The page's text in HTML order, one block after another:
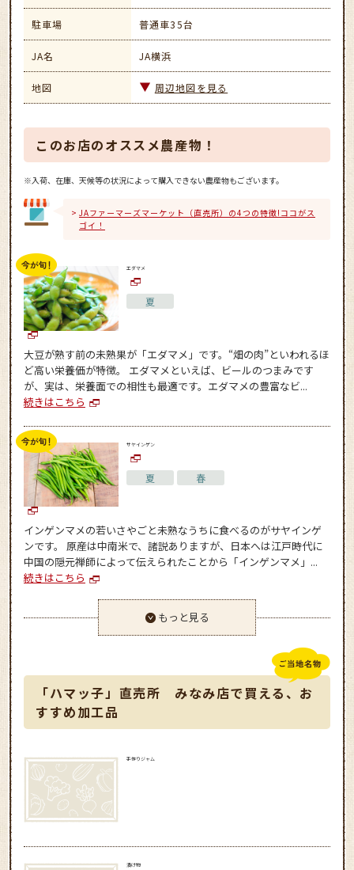
駐車場 普通車35台
JA名 JA横浜
地図 周辺地図を見る
このお店のオススメ農産物！
※入荷、在庫、天候等の状況によって購入できない農産物もございます。
JAファーマーズマーケット（直売所）の4つの特徴!ココがス
ゴイ！
エダマメ
夏
大豆が熟す前の未熟果が「エダマメ」です。“畑の肉”といわれるほ
ど高い栄養価が特徴。 エダマメといえば、ビールのつまみです
が、実は、栄養面での相性も最適です。エダマメの豊富なビ...
続きはこちら
サヤインゲン
夏 春
インゲンマメの若いさやごと未熟なうちに食べるのがサヤインゲ
ンです。 原産は中南米で、諸説ありますが、日本へは江戸時代に
中国の隠元禅師によって伝えられたことから「インゲンマメ」...
続きはこちら
もっと見る
「ハマッ子」直売所 みなみ店で買える、お
すすめ加工品
手作りジャム
漬け物